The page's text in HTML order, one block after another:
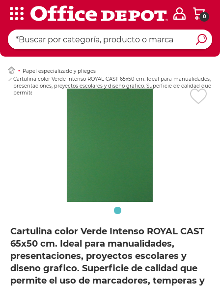
0
Papel especializado y pliegos
Cartulina color Verde Intenso ROYAL CAST 65x50 cm. Ideal para manualidades,
presentaciones, proyectos escolares y diseno grafico. Superficie de calidad que
permite el uso de marcadores, temperas y peg
Cartulina color Verde Intenso ROYAL CAST
65x50 cm. Ideal para manualidades,
presentaciones, proyectos escolares y
diseno grafico. Superficie de calidad que
permite el uso de marcadores, temperas y
Ingresar Codigo